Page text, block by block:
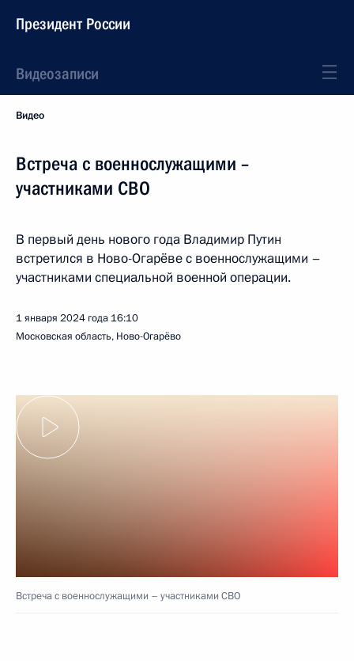
Президент России
Видеозаписи
Видео
Встреча с военнослужащими –
участниками СВО
В первый день нового года Владимир Путин
встретился в Ново-Огарёве с военнослужащими –
участниками специальной военной операции.
1 января 2024 года 16:10
Московская область, Ново-Огарёво
Встреча с военнослужащими – участниками СВО